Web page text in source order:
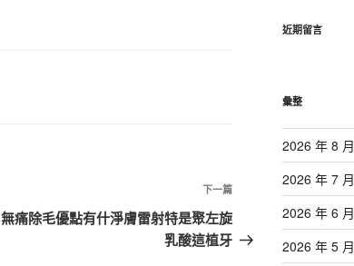
下
一
篇
下一篇
無痛除毛優點有什淨膚雷射特是聚左旋
乳酸這植牙
近期留言
彙整
2026 年 8 月
2026 年 7 月
2026 年 6 月
2026 年 5 月